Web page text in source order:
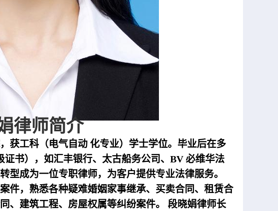
简介
获工科（电气自动 化专业）学士学位。毕业后在多
证书），如汇丰银行、太古船务公司、BV 必维华法
型成为一位专职律师，为客户提供专业法律服务。
件，熟悉各种疑难婚姻家事继承、买卖合同、租赁合
、建筑工程、房屋权属等纠纷案件。 段晓娟律师长